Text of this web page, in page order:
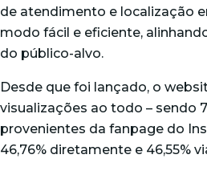
de atendimento e localização
modo fácil e eficiente,
do público-alvo.
Desde que foi lançado, o
visualizações ao todo – sendo
provenientes da fanpage do
46,76% diretamente e 46,55%